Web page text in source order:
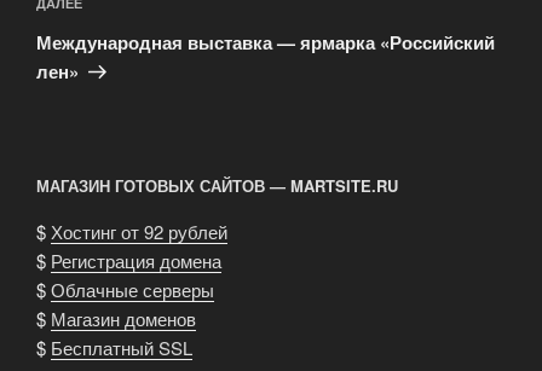
Следующая
запись
Международная выставка — ярмарка «Российский
лен»
МАГАЗИН ГОТОВЫХ САЙТОВ — MARTSITE.RU
$Хостинг от 92 рублей
$ Регистрация домена
$Облачные серверы
$ Магазин доменов
$ Бесплатный SSL